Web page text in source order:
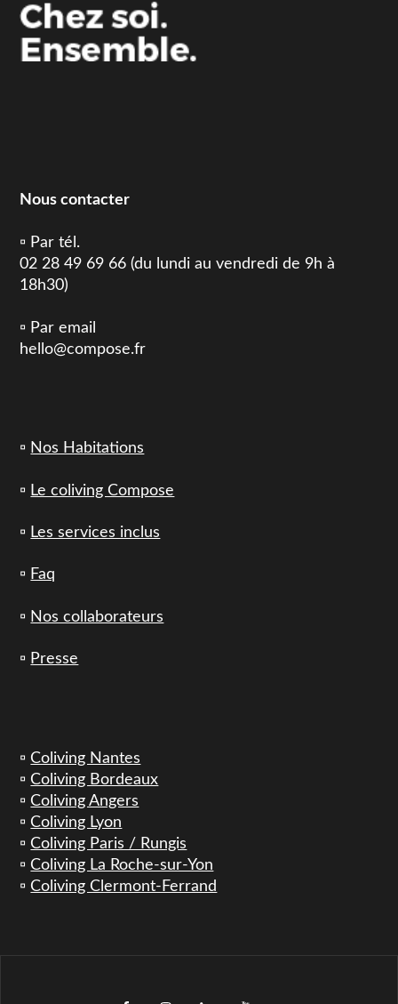
Nous contacter
▫️ Par tél.
02 28 49 69 66 (du lundi au vendredi de 9h à
18h30)
▫️ Par email
hello@compose.fr
▫️ Nos Habitations
▫️ Le coliving Compose
▫️ Les services inclus
▫️ Faq
▫️ Nos collaborateurs
▫️ Presse
▫️Coliving Nantes
▫️Coliving Bordeaux
▫️Coliving Angers
▫️Coliving Lyon
▫️Coliving Paris / Rungis
▫️Coliving La Roche-sur-Yon
▫️Coliving Clermont-Ferrand